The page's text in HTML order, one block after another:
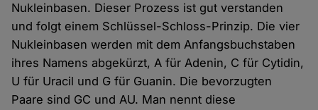
Nukleinbasen. Dieser Prozess ist gut verstanden
und folgt einem Schlüssel-Schloss-Prinzip. Die vier
Nukleinbasen werden mit dem Anfangsbuchstaben
ihres Namens abgekürzt, A für Adenin, C für Cytidin,
U für Uracil und G für Guanin. Die bevorzugten
Paare sind GC und AU. Man nennt diese